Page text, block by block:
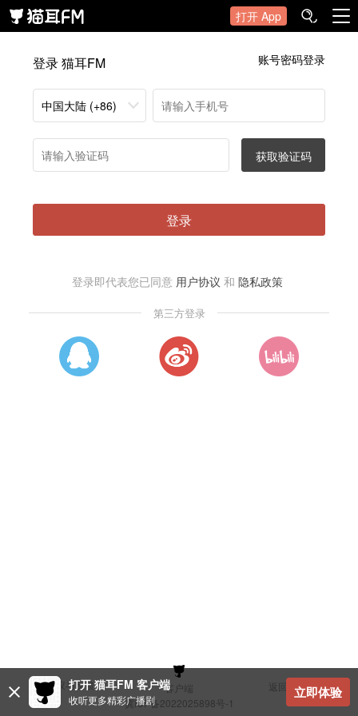
打开 App
登录 猫耳FM 账号密码登录
中国大陆 (+86)
获取验证码
登录
登录即代表您已同意 用户协议 和 隐私政策
第三方登录
建议与反馈 客户端
返回顶部
冀ICP备2022025898号-1
打开 猫耳FM 客户端
收听更多精彩广播剧 立即体验